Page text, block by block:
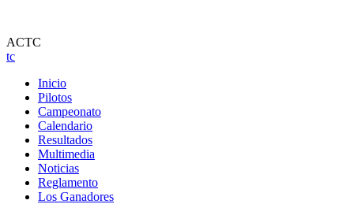
ACTC
tc
Inicio
Pilotos
Campeonato
Calendario
Resultados
Multimedia
Noticias
Reglamento
Los Ganadores